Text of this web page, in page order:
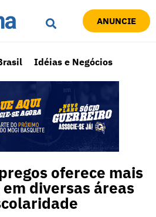
ANUNCIE
Idéias e Negócios
oferece mais
diversas áreas